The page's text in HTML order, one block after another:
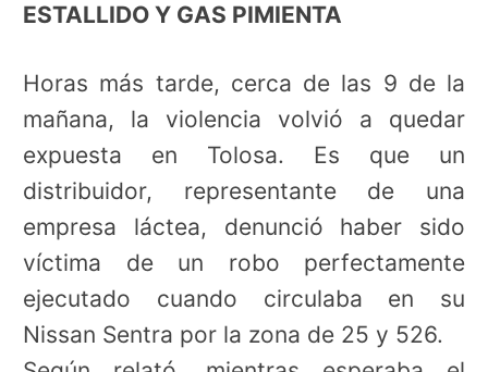
ESTALLIDO Y GAS PIMIENTA
Horas más tarde, cerca de las 9 de la
mañana, la violencia volvió a quedar
expuesta en Tolosa. Es que un
distribuidor, representante de una
empresa láctea, denunció haber sido
víctima de un robo perfectamente
ejecutado cuando circulaba en su
Nissan Sentra por la zona de 25 y 526.